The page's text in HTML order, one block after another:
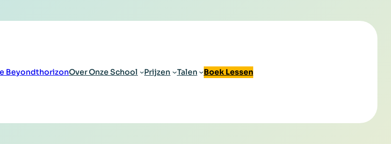
BeyondthorizonOver Onze School Prijzen Talen Boek Lessen